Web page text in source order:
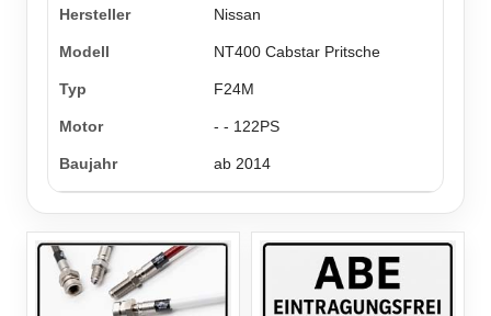
Nissan
NT400 Cabstar Pritsche
F24M
- - 122PS
ab 2014